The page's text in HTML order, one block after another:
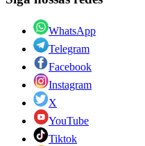
WhatsApp
Telegram
Facebook
Instagram
X
YouTube
Tiktok